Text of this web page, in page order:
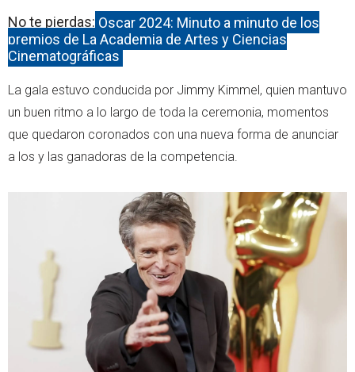
No te pierdas: Oscar 2024: Minuto a minuto de los
premios de La Academia de Artes y Ciencias
Cinematográficas
La gala estuvo conducida por Jimmy Kimmel, quien mantuvo
un buen ritmo a lo largo de toda la ceremonia, momentos
que quedaron coronados con una nueva forma de anunciar
a los y las ganadoras de la competencia.